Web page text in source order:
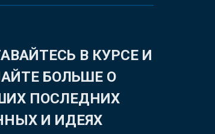
В КУРСЕ И
БОЛЬШЕ О
ПОСЛЕДНИХ
И ИДЕЯХ